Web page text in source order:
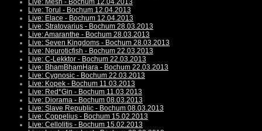
Live: Mesh - Bochum 12.04.2013
Live: Torul - Bochum 12.04.2013
Live: Elace - Bochum 12.04.2013
Live: Stratovarius - Bochum 28.03.2013
Live: Amaranthe - Bochum 28.03.2013
Live: Seven Kingdoms - Bochum 28.03.2013
Live: Neuroticfish - Bochum 22.03.2013
Live: C-Lekktor - Bochum 22.03.2013
Live: BhamBhamHara - Bochum 22.03.2013
Live: Cygnosic - Bochum 22.03.2013
Live: Kopek - Bochum 11.03.2013
Live: Red*Gin - Bochum 11.03.2013
Live: Diorama - Bochum 08.03.2013
Live: Slave Republic - Bochum 08.03.2013
Live: Coppelius - Bochum 15.02.2013
Live: Cellolitis - Bochum 15.02.2013